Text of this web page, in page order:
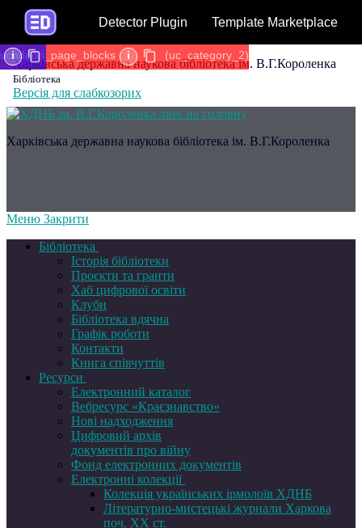
Detector Plugin Template Marketplace
Харківська державна наукова бібліотека ім. В.Г.Короленка
Бібліотека
Версія для слабкозорих
Харківська державна наукова бібліотека ім. В.Г.Короленка
Меню Закрити
Бібліотека
Історія бібліотеки
Проєкти та гранти
Хаб цифрової освіти
Клуби
Бібліотека вдячна
Графік роботи
Контакти
Книга співчуттів
Ресурси
Електронний каталог
Вебресурс «Краєзнавство»
Нові надходження
Цифровий архів
документів про війну
Фонд електронних документів
Електронні колекції
Колекція українських ірмолоїв ХДНБ
Літературно-мистецькі журнали Харкова
поч. ХХ ст.
ucaddon_page_blocks i (uc_category_2)
i